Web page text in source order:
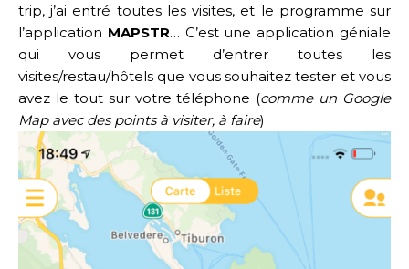
trip, j’ai entré toutes les visites, et le programme sur
l’application MAPSTR… C’est une application géniale
qui vous permet d’entrer toutes les
visites/restau/hôtels que vous souhaitez tester et vous
avez le tout sur votre téléphone (comme un Google
Map avec des points à visiter, à faire)